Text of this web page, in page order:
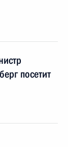
посетит